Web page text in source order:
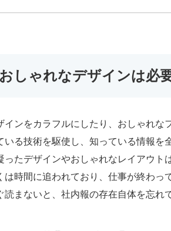
しゃれなデザインは必
インをカラフルにしたり、おしゃれな
いる技術を駆使し、知っている情報を
ったデザインやおしゃれなレイアウト
は時間に追われており、仕事が終わっ
読まないと、社内報の存在自体を忘れ